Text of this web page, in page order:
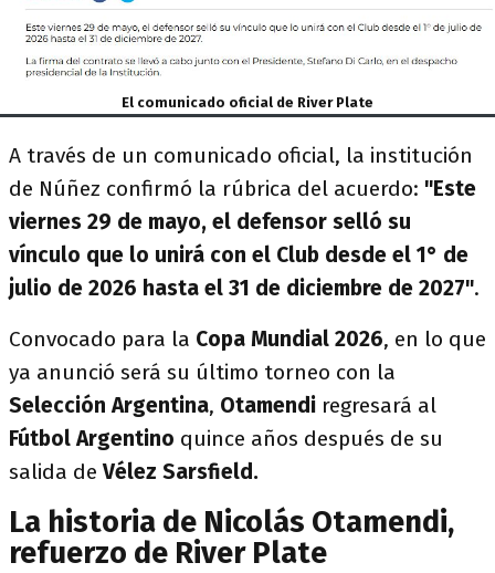
El comunicado oficial de River Plate
A través de un comunicado oficial, la institución
de Núñez confirmó la rúbrica del acuerdo: "Este
viernes 29 de mayo, el defensor selló su
vínculo que lo unirá con el Club desde el 1° de
julio de 2026 hasta el 31 de diciembre de 2027".
Convocado para la Copa Mundial 2026, en lo que
ya anunció será su último torneo con la
Selección Argentina, Otamendi regresará al
Fútbol Argentino quince años después de su
salida deVélez Sarsfield.
La historia de Nicolás Otamendi,
refuerzo de River Plate